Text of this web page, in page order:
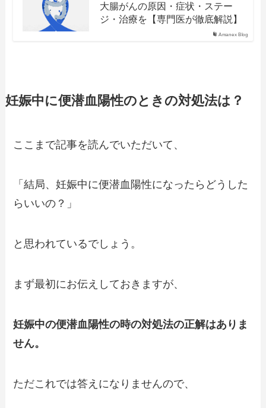
Amanex Blog
大腸がんの原因・症状・ステー
ジ・治療を【専門医が徹底解説】
妊娠中に便潜血陽性のときの対処法は？
ここまで記事を読んでいただいて、
「結局、妊娠中に便潜血陽性になったらどうした
らいいの？」
と思われているでしょう。
まず最初にお伝えしておきますが、
妊娠中の便潜血陽性の時の対処法の正解はありま
せん。
ただこれでは答えになりませんので、